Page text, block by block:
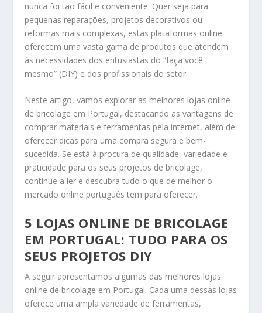
nunca foi tão fácil e conveniente. Quer seja para
pequenas reparações, projetos decorativos ou
reformas mais complexas, estas plataformas online
oferecem uma vasta gama de produtos que atendem
às necessidades dos entusiastas do “faça você
mesmo” (DIY) e dos profissionais do setor.
Neste artigo, vamos explorar as melhores lojas online
de bricolage em Portugal, destacando as vantagens de
comprar materiais e ferramentas pela internet, além de
oferecer dicas para uma compra segura e bem-
sucedida. Se está à procura de qualidade, variedade e
praticidade para os seus projetos de bricolage,
continue a ler e descubra tudo o que de melhor o
mercado online português tem para oferecer.
5 LOJAS ONLINE DE BRICOLAGE
EM PORTUGAL: TUDO PARA OS
SEUS PROJETOS DIY
A seguir apresentamos algumas das melhores lojas
online de bricolage em Portugal. Cada uma dessas lojas
oferece uma ampla variedade de ferramentas,